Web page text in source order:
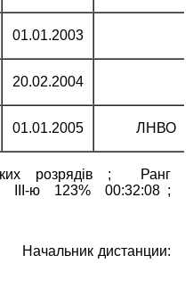
01.01.2003
20.02.2004
01.01.2005 ЛНВО
розрядів ; Ранг
ю 123% 00:32:08 ;
Начальник дистанции: